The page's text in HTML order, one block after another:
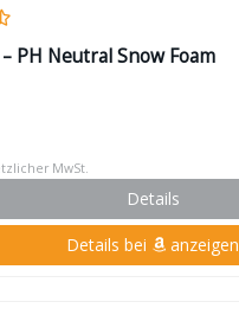
PH Neutral Snow Foam
MwSt.
Details
Details bei anzeigen